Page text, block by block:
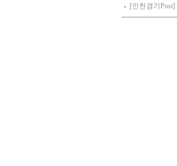
[인천경기Post]